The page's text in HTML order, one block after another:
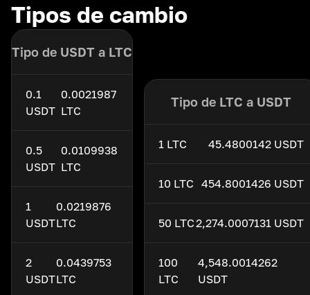
Tipos de cambio
Tipo de USDT a LTC
0.1
USDT
0.0021987
LTC
0.5
USDT
0.0109938
LTC
1
USDT
0.0219876
LTC
2
USDT
0.0439753
LTC
Tipo de LTC a USDT
1 LTC 45.4800142 USDT
10 LTC 454.8001426 USDT
50 LTC2,274.0007131 USDT
100
LTC
4,548.0014262
USDT